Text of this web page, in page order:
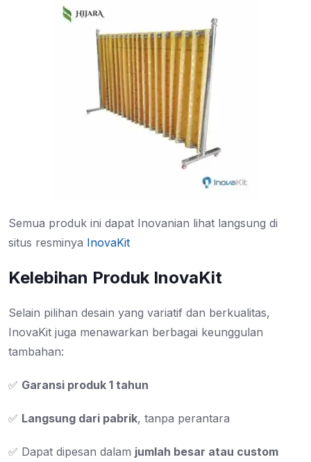
Semua produk ini dapat Inovanian lihat langsung di
situs resminya InovaKit
Kelebihan Produk InovaKit
Selain pilihan desain yang variatif dan berkualitas,
InovaKit juga menawarkan berbagai keunggulan
tambahan:
✅ Garansi produk 1 tahun
✅ Langsung dari pabrik, tanpa perantara
✅ Dapat dipesan dalam jumlah besar atau custom